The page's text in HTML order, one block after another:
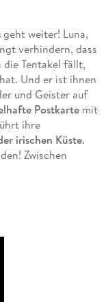
geht weiter! Luna,
verhindern, dass
Tentakel fällt,
Und er ist ihnen
und Geister auf
Postkartemit
ihre
irischen Küste.
Zwischen